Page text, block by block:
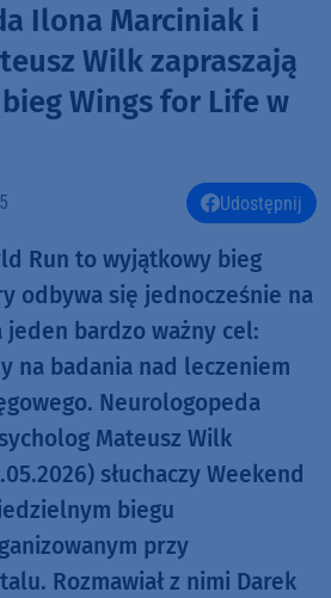
Ilona Marciniak i
Wilk zapraszają
Wings for Life w
Udostępnij
Run to wyjątkowy bieg
odbywa się jednocześnie na
jeden bardzo ważny cel:
na badania nad leczeniem
Neurologopeda
Mateusz Wilk
słuchaczy Weekend
biegu
przy
Rozmawiał z nimi Darek